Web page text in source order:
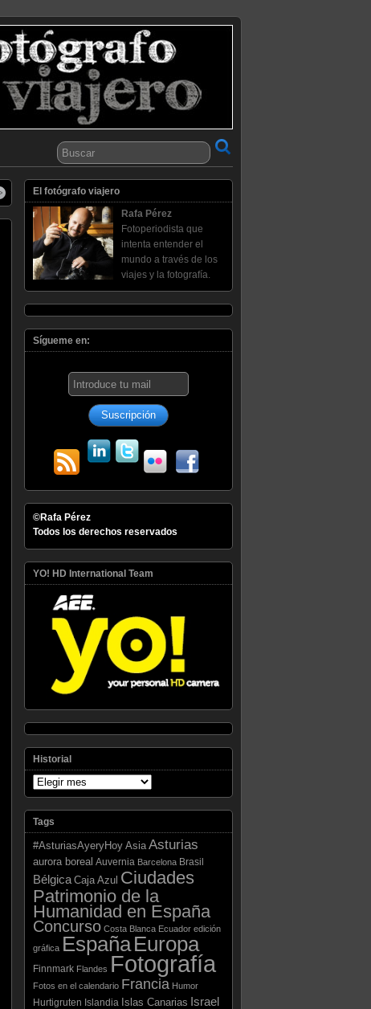
El fotógrafo viajero
Rafa Pérez
Fotoperiodista que
intenta entender el
mundo a través de los
viajes y la fotografía.
Sígueme en:
©Rafa Pérez
Todos los derechos reservados
YO! HD International Team
Historial
Tags
#AsturiasAyeryHoy Asia Asturias
aurora boreal Auvernia Barcelona Brasil
Bélgica Caja Azul Ciudades
Patrimonio de la
Humanidad en España
Concurso Costa Blanca Ecuador edición
gráfica EspañaEuropa
Finnmark Flandes Fotografía
Fotos en el calendario Francia Humor
Hurtigruten Islandia Islas Canarias Israel